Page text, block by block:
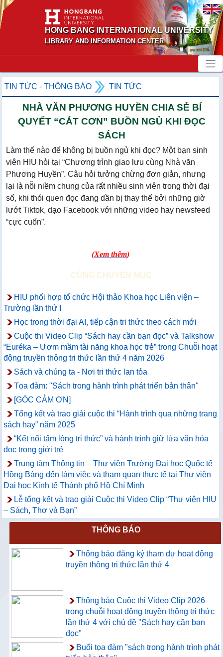
HONG BANG INTERNATIONAL UNIVERSITY
LIBRARY AND INFORMATION CENTER
TIN TỨC - THÔNG BÁO TIN TỨC
NHÀ VĂN PHƯƠNG HUYỀN CHIA SẺ BÍ
QUYẾT “CẮT CƠN” BUỒN NGỦ KHI ĐỌC
SÁCH
Làm thế nào để không bị buồn ngủ khi đọc? Một bạn sinh
viên HIU hỏi tại “Chương trình giao lưu cùng Nhà văn
Phương Huyền”. Câu hỏi tưởng chừng đơn giản, nhưng
lại là nỗi niềm chung của rất nhiều sinh viên trong thời đại
số, khi thói quen đọc đang dần bị thay thế bởi những giờ
lướt Tiktok, dạo Facebook với những video hay newsfeed
“cực cuốn”.
(Xem thêm)
CÙNG CHUYÊN MỤC
HIU phối hợp tổ chức Hội thảo Khoa học Liên viện –
Trường lần thứ I
Học trong thời đại AI, tiếp cận tri thức theo cách mới
Cuộc thi Video Clip “Sách hay cần bạn đọc” và Talkshow
“Euréka – Ươm mầm tài năng khoa học trẻ” trong Chuỗi hoạt
động truyền thông tri thức lần thứ 4 năm 2026
Sách và chúng ta - Nơi tri thức lan tỏa
Tọa đàm: "Sách trong hành trình phát triển bản thân"
[GÓC CẢM ƠN]
Tổng kết và trao giải cuộc thi “Hành trình qua những trang
sách hay” năm 2025
“Kết nối tấm lòng tri thức” và hành trình giữ lửa văn hóa
đọc trong giới trẻ
Trung tâm Thông tin – Thư viện Trường Đại học Quốc tế
Hồng Bàng đến làm việc và tham quan thực tế tại Thư viện
Đại học Kinh tế Thành phố Hồ Chí Minh
Lễ tổng kết và trao giải Cuộc thi Video Clip “Thư viện HIU
– Sách, Thơ và Bạn”
THÔNG BÁO
Thông báo đăng ký tham dự hoạt động
truyền thông tri thức lần thứ 4
Thông báo Cuộc thi Video Clip 2026
trong chuỗi hoạt động truyền thông tri thức
lần thứ 4 với chủ đề "Sách hay cần bạn
đọc"
Buổi tọa đàm "sách trong hành trình phát